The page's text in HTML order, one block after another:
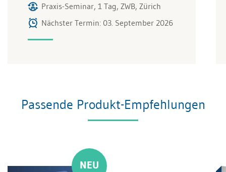
Praxis-Seminar, 1 Tag, ZWB, Zürich
Nächster Termin: 03. September 2026
Passende Produkt-Empfehlungen